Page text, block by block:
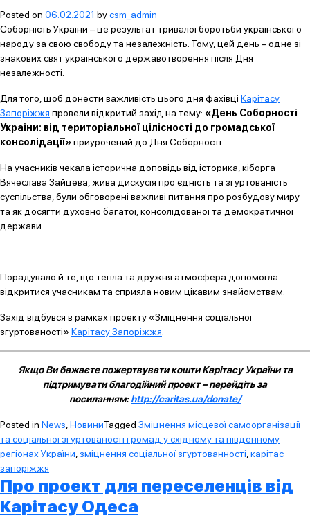
Posted on 06.02.2021 bycsm_admin
Соборність України – це результат тривалої боротьби українського
народу за свою свободу та незалежність. Тому, цей день – одне зі
знакових свят українського державотворення після Дня
незалежності.
Для того, щоб донести важливість цього дня фахівці Карітасу
Запоріжжя провели відкритий захід на тему: «День Соборності
України: від територіальної цілісності до громадської
консолідації»приурочений до Дня Соборності.
На учасників чекала історична доповідь від історика, кіборга
Вячеслава Зайцева, жива дискусія про єдність та згуртованість
суспільства, були обговорені важливі питання про розбудову миру
та як досягти духовно багатої, консолідованої та демократичної
держави.
Порадувало й те, що тепла та дружня атмосфера допомогла
відкритися учасникам та сприяла новим цікавим знайомствам.
Захід відбувся в рамках проекту «Зміцнення соціальної
згуртованості» Карітасу Запоріжжя.
Якщо Ви бажаєте пожертвувати кошти Карітасу України та
підтримувати благодійний проект – перейдіть за
посиланням:http://caritas.ua/donate/
Posted in News,НовиниTagged Зміцнення місцевої самоорганізації
та соціальної згуртованості громад у східному та південному
регіонах України,зміцнення соціальної згуртованності,карітас
запоріжжя
Про проект для переселенців від
Карітасу Одеса